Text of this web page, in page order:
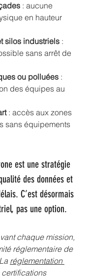
: aucune
en hauteur
silos industriels :
sans arrêt de
ou polluées :
des équipes au
: accès aux zones
sans équipements
est une stratégie
des données et
C’est désormais
pas une option.
chaque mission,
réglementaire de
réglementation